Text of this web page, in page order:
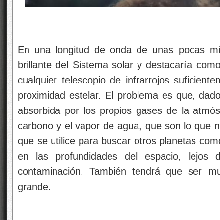
En una longitud de onda de unas pocas
brillante del Sistema solar y destacaría
cualquier telescopio de infrarrojos
proximidad estelar. El problema es que,
absorbida por los propios gases de la
carbono y el vapor de agua, que son lo que
que se utilice para buscar otros planetas
en las profundidades del espacio, lejos
contaminación. También tendrá que ser
grande.